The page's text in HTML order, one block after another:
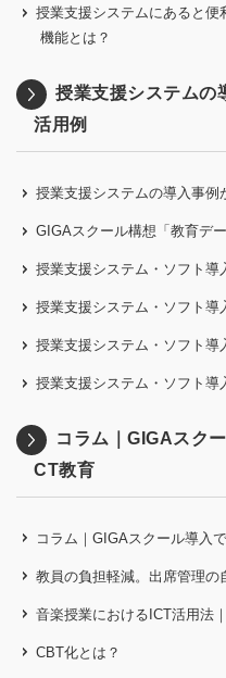
授業支援システムにあると便
機能とは？
授業支援システムの
活用例
授業支援システムの導入事例
GIGAスクール構想「教育デ
授業支援システム・ソフト導
授業支援システム・ソフト導
授業支援システム・ソフト導
授業支援システム・ソフト導
コラム｜GIGAスク
CT教育
コラム｜GIGAスクール導入
教員の負担軽減。出席管理の
音楽授業におけるICT活用法
CBT化とは？